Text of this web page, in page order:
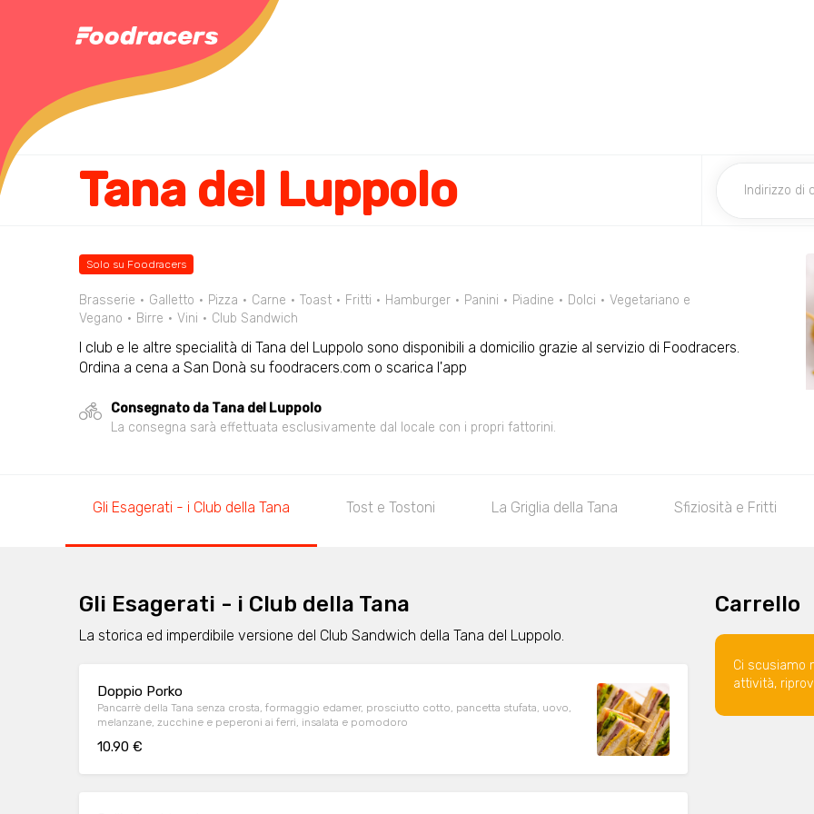
Tana del Luppolo
Solo su Foodracers
Brasserie Galletto Pizza Carne Toast Fritti Hamburger Panini Piadine Dolci
Vegetariano e
Vegano
Birre Vini Club Sandwich
I club e le altre specialità di Tana del Luppolo sono disponibili a domicilio grazie al servizio di Foodracers.
Ordina a cena a San Donà su foodracers.com o scarica l'app
Consegnato da Tana del Luppolo
La consegna sarà effettuata esclusivamente dal locale con i propri fattorini.
Gli Esagerati - i Club della Tana Tost e Tostoni La Griglia della Tana Sfiziosità e Fritti
Gli Esagerati - i Club della Tana
La storica ed imperdibile versione del Club Sandwich della Tana del Luppolo.
Doppio Porko
Pancarrè della Tana senza crosta, formaggio edamer, prosciutto cotto, pancetta stufata, uovo,
melanzane, zucchine e peperoni ai ferri, insalata e pomodoro
10.90 €
Carrello
Ci scusiamo
attività,